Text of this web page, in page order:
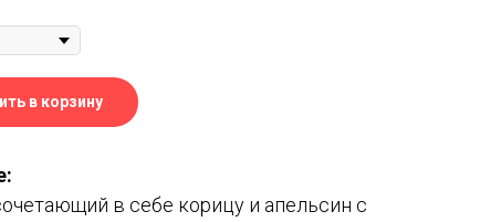
в корзину
в себе корицу и апельсин с